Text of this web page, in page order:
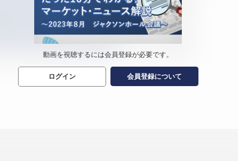
動画を視聴するには会員登録が必要です。
ログイン 会員登録について